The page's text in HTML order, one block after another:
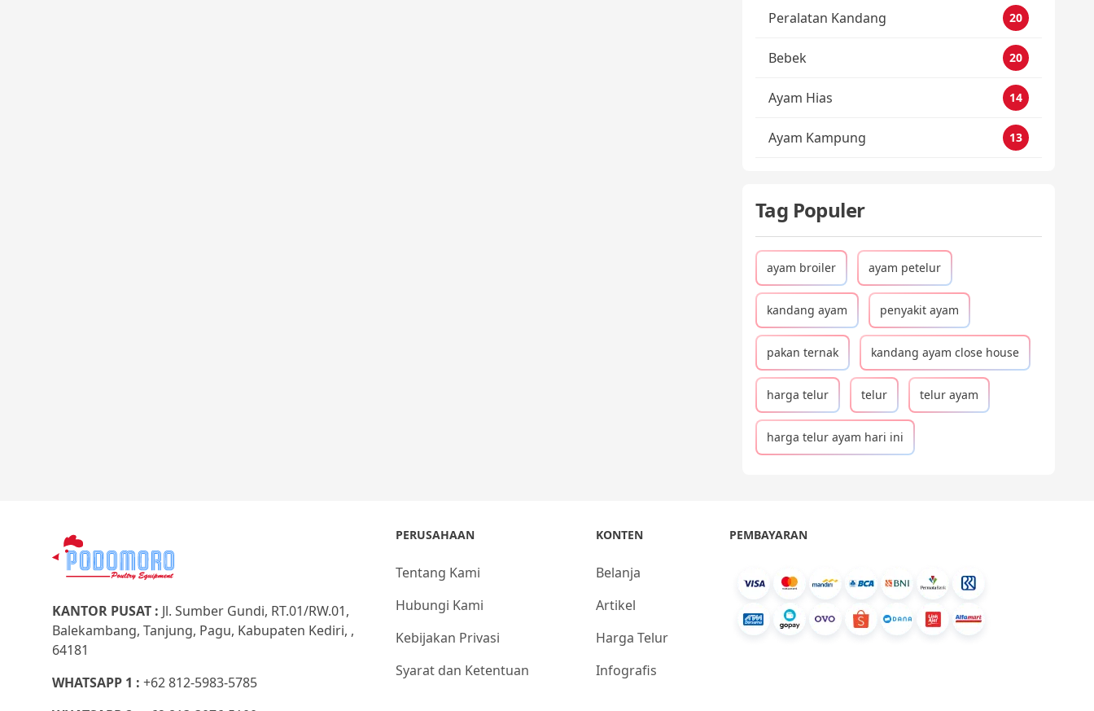
Peralatan Kandang 20
Bebek 20
Ayam Hias 14
Ayam Kampung 13
Tag Populer
ayam broiler ayam petelur
kandang ayam penyakit ayam
pakan ternak kandang ayam close house
harga telur telur telur ayam
harga telur ayam hari ini
KANTOR PUSAT : Jl. Sumber Gundi, RT.01/RW.01,
Balekambang, Tanjung, Pagu, Kabupaten Kediri, ,
64181
WHATSAPP 1 : +62 812-5983-5785
PERUSAHAAN
Tentang Kami
Hubungi Kami
Kebijakan Privasi
Syarat dan Ketentuan
KONTEN
Belanja
Artikel
Harga Telur
Infografis
PEMBAYARAN